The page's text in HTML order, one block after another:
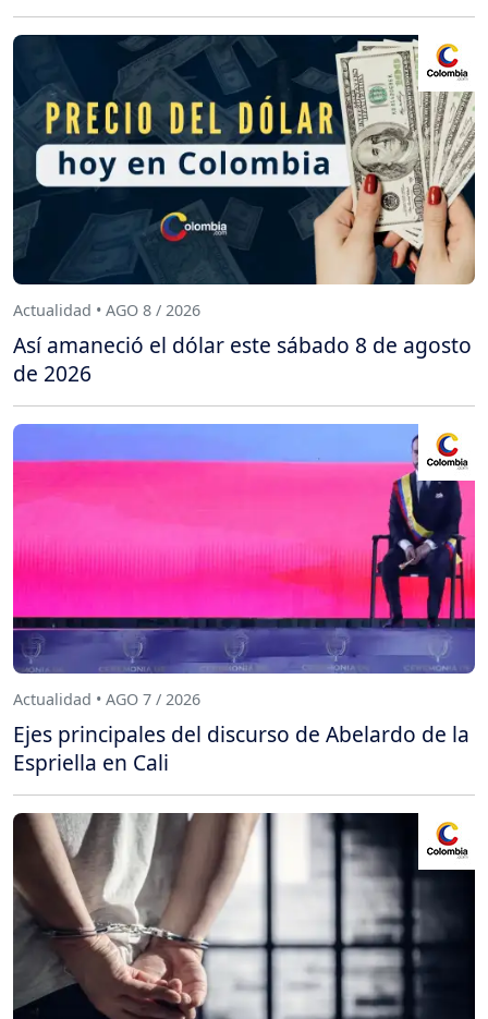
Actualidad • AGO 8 / 2026
Así amaneció el dólar este sábado 8 de agosto
de 2026
Actualidad • AGO 7 / 2026
Ejes principales del discurso de Abelardo de la
Espriella en Cali